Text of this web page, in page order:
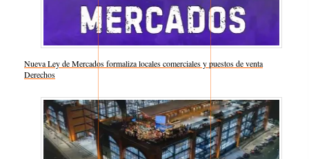
Nueva Ley de Mercados formaliza locales comerciales y puestos de venta
Respecto a
Derechos